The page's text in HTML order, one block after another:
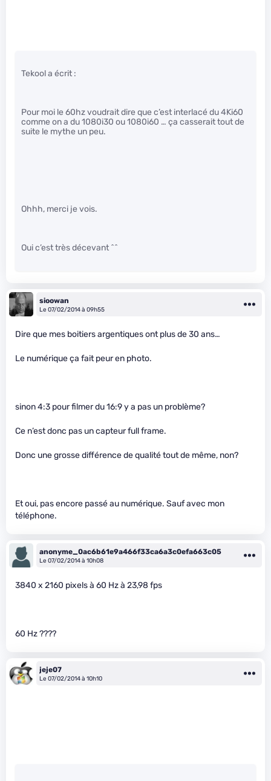
Tekool a écrit :
Pour moi le 60hz voudrait dire que c’est interlacé du 4Ki60
comme on a du 1080i30 ou 1080i60 … ça casserait tout de
suite le mythe un peu.
Ohhh, merci je vois.
Oui c’est très décevant ^^
sioowan
Le 07/02/2014 à 09h55
Dire que mes boitiers argentiques ont plus de 30 ans…
Le numérique ça fait peur en photo.
sinon 4:3 pour filmer du 16:9 y a pas un problème?
Ce n’est donc pas un capteur full frame.
Donc une grosse différence de qualité tout de même, non?
Et oui, pas encore passé au numérique. Sauf avec mon
téléphone.
anonyme_0ac6b61e9a466f33ca6a3c0efa663c05
Le 07/02/2014 à 10h08
3840 x 2160 pixels à 60 Hz à 23,98 fps
60 Hz ????
jeje07
Le 07/02/2014 à 10h10